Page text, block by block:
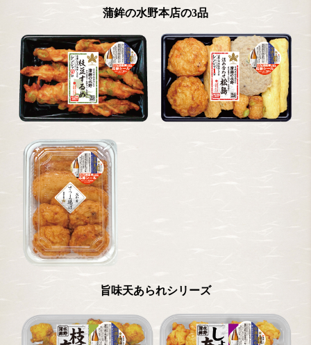
蒲鉾の水野本店の3品
旨味天あられシリーズ